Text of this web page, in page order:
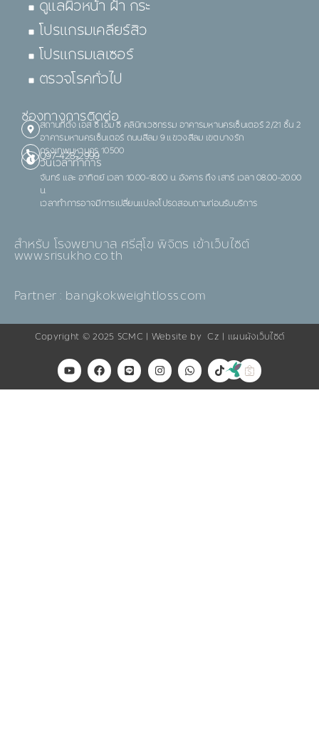
ดูแลผิวหน้า ฝ้า กระ
โปรแกรมเคลียร์สิว
โปรแกรมเลเซอร์
ตรวจโรคทั่วไป
ช่องทางการติดต่อ
สถานที่ตั้ง เอส ซี เอ็ม ซี คลินิกเวชกรรม อาคารมหานครเซ็นเตอร์ 2/21 ชั้น 2
อาคารมหานครเซ็นเตอร์ ถนนสีลม 9 แขวงสีลม เขตบางรัก
กรุงเทพมหานคร 10500
097-428-2999
วันเวลาทำการ
จันทร์ และ อาทิตย์ เวลา 10.00-18.00 น. อังคาร ถึง เสาร์ เวลา 08.00-20.00
น.
เวลาทำการอาจมีการเปลี่ยนแปลงโปรดสอบถามก่อนรับบริการ
สำหรับ โรงพยาบาล ศรีสุโข พิจิตร เข้าเว็บไซต์
www.srisukho.co.th
Partner : bangkokweightloss.com
Copyright © 2025 SCMC | Website byCz แผนผังเว็บไซต์
Y
o
u
F
a
c
L
i
n
I
n
s
W
h
a
T
i
k